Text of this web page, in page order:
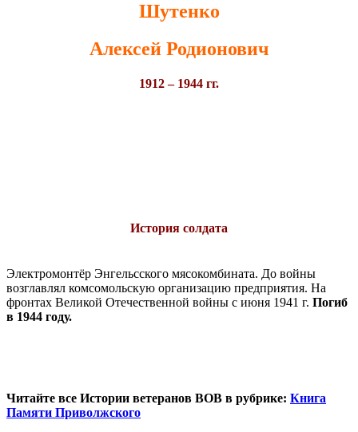
Шутенко
Алексей Родионович
1912 – 1944 гг.
История солдата
Электромонтёр Энгельсского мясокомбината. До войны
возглавлял комсомольскую организацию предприятия. На
фронтах Великой Отечественной войны с июня 1941 г. Погиб
в 1944 году.
Читайте все Истории ветеранов ВОВ в рубрике: Книга
Памяти Приволжского